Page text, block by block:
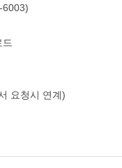
6003)
요청시 연계)